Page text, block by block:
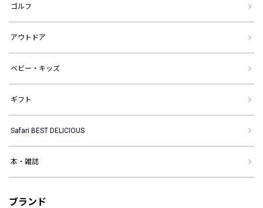
ゴルフ
アウトドア
ベビー・キッズ
ギフト
Safari BEST DELICIOUS
本・雑誌
ブランド